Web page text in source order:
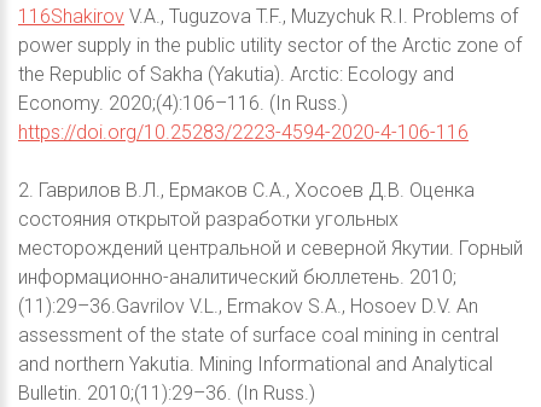
116Shakirov V.A., Tuguzova T.F., Muzychuk R.I. Problems of
power supply in the public utility sector of the Arctic zone of
the Republic of Sakha (Yakutia). Arctic: Ecology and
Economy. 2020;(4):106–116. (In Russ.)
https://doi.org/10.25283/2223-4594-2020-4-106-116
2. Гаврилов В.Л., Ермаков С.А., Хосоев Д.В. Оценка
состояния открытой разработки угольных
месторождений центральной и северной Якутии. Горный
информационно-аналитический бюллетень. 2010;
(11):29–36.Gavrilov V.L., Ermakov S.A., Hosoev D.V. An
assessment of the state of surface coal mining in central
and northern Yakutia. Mining Informational and Analytical
Bulletin. 2010;(11):29–36. (In Russ.)